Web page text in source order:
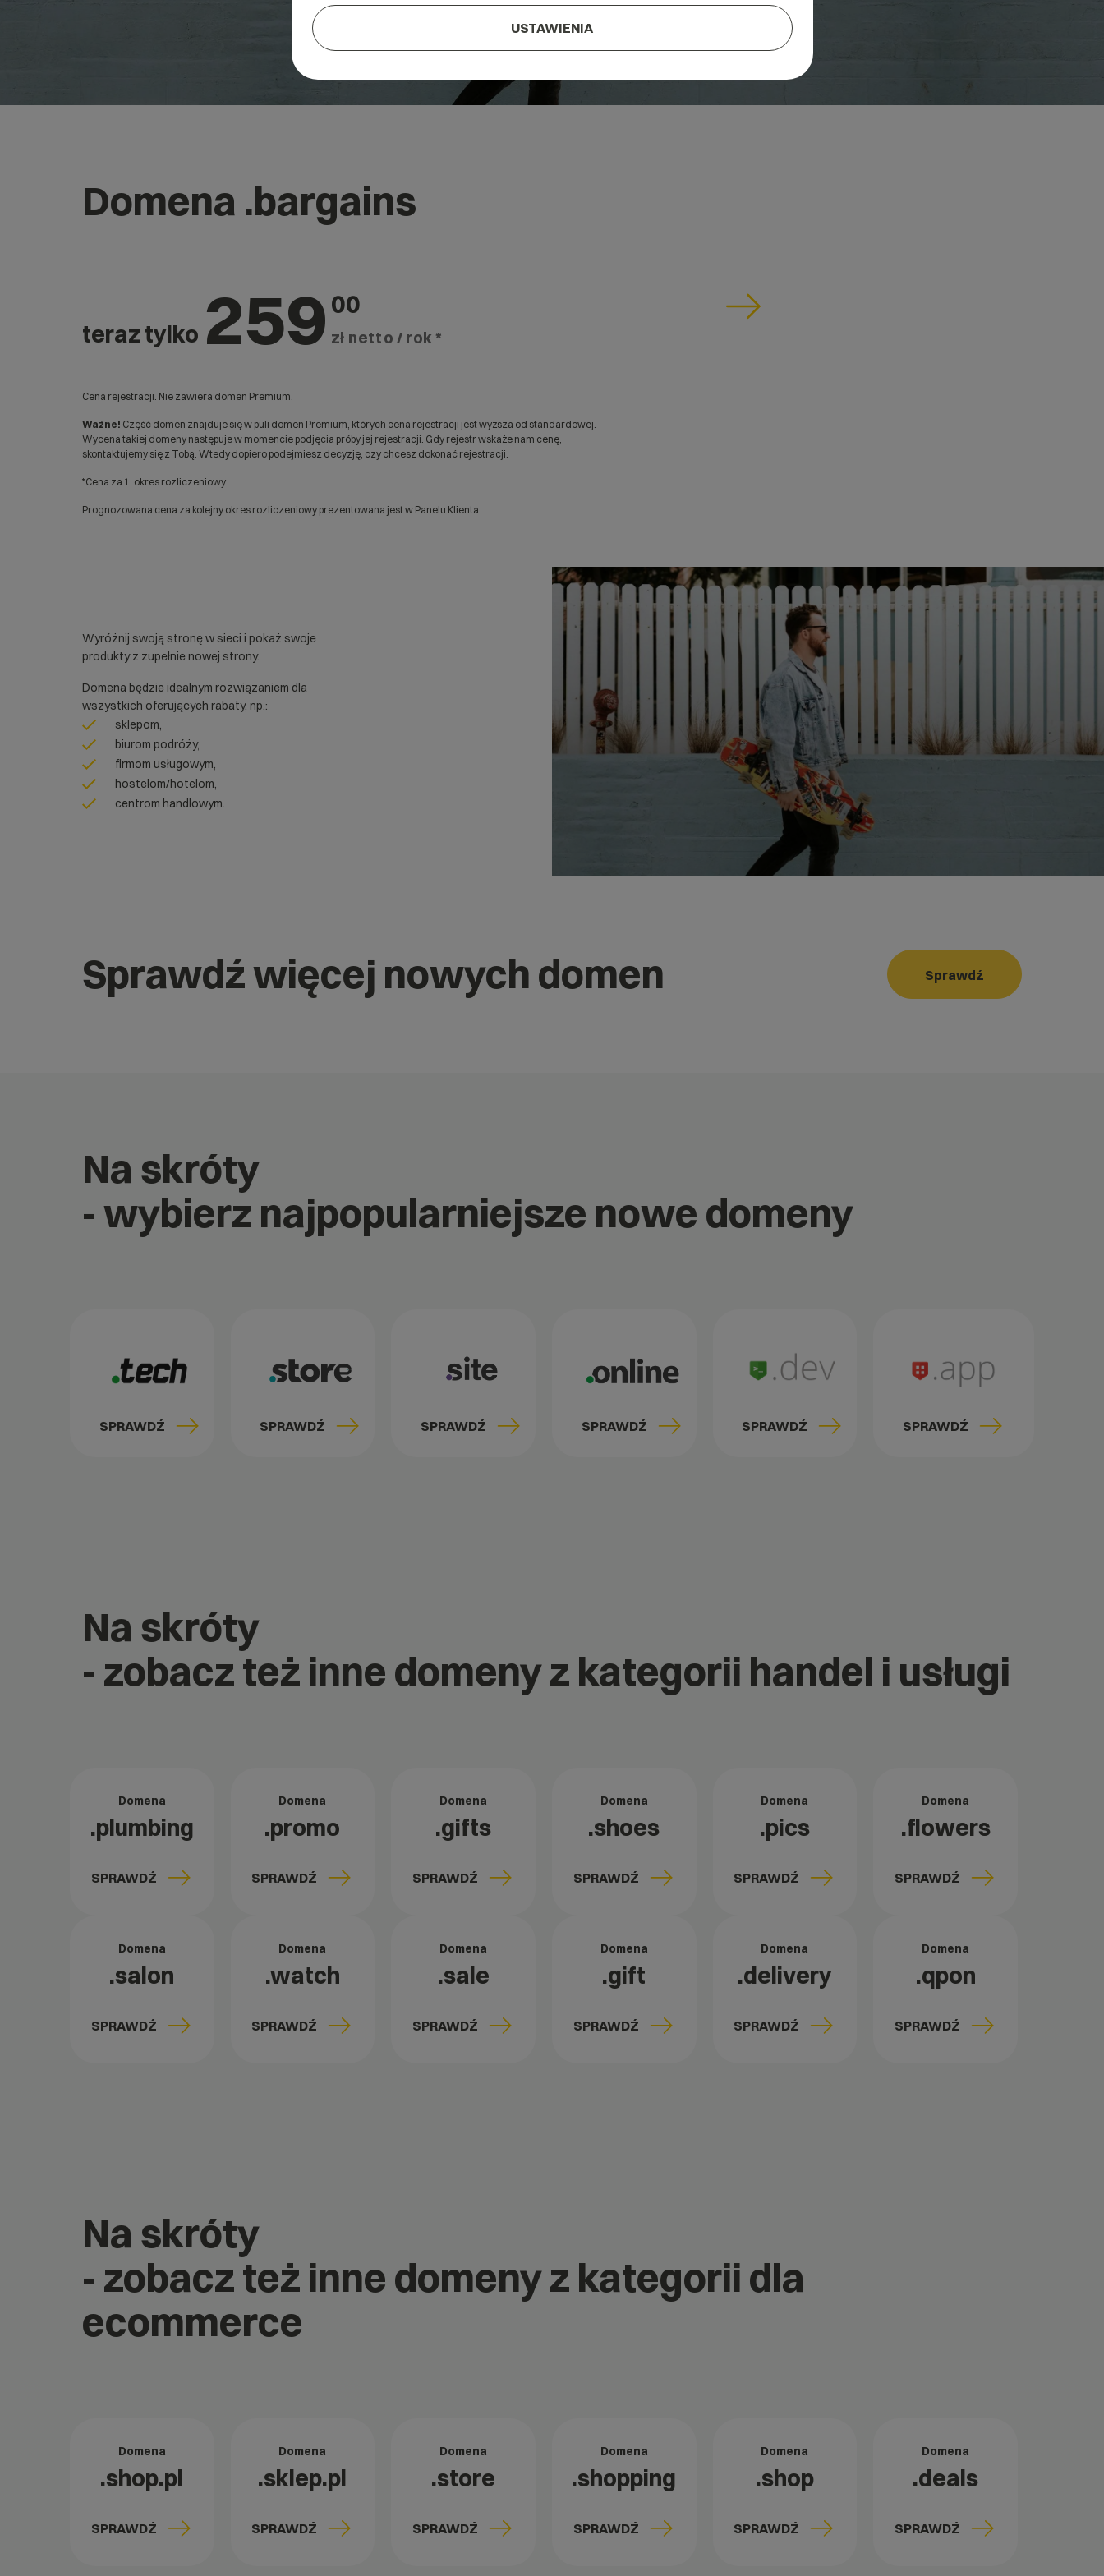
Domena .bargains
teraz tylko 259 00
zł netto / rok *
Cena rejestracji. Nie zawiera domen Premium.
Ważne! Część domen znajduje się w puli domen Premium, których cena rejestracji jest wyższa od standardowej.
Wycena takiej domeny następuje w momencie podjęcia próby jej rejestracji. Gdy rejestr wskaże nam cenę,
skontaktujemy się z Tobą. Wtedy dopiero podejmiesz decyzję, czy chcesz dokonać rejestracji.
*Cena za 1. okres rozliczeniowy.
Prognozowana cena za kolejny okres rozliczeniowy prezentowana jest w Panelu Klienta.
Wyróżnij swoją stronę w sieci i pokaż swoje
produkty z zupełnie nowej strony.
Domena będzie idealnym rozwiązaniem dla
wszystkich oferujących rabaty, np.:
sklepom,
biurom podróży,
firmom usługowym,
hostelom/hotelom,
centrom handlowym.
Sprawdź więcej nowych domen Sprawdź
Na skróty
- wybierz najpopularniejsze nowe domeny
SPRAWDŹ SPRAWDŹ SPRAWDŹ SPRAWDŹ SPRAWDŹ SPRAWDŹ
Na skróty
- zobacz też inne domeny z kategorii handel i usługi
Domena
.plumbing
SPRAWDŹ
Domena
.promo
SPRAWDŹ
Domena
.gifts
SPRAWDŹ
Domena
.shoes
SPRAWDŹ
Domena
.pics
SPRAWDŹ
Domena
.flowers
SPRAWDŹ
Domena
.salon
SPRAWDŹ
Domena
.watch
SPRAWDŹ
Domena
.sale
SPRAWDŹ
Domena
.gift
SPRAWDŹ
Domena
.delivery
SPRAWDŹ
Domena
.qpon
SPRAWDŹ
Na skróty
- zobacz też inne domeny z kategorii dla
ecommerce
Domena
.shop.pl
SPRAWDŹ
Domena
.sklep.pl
SPRAWDŹ
Domena
.store
SPRAWDŹ
Domena
.shopping
SPRAWDŹ
Domena
.shop
SPRAWDŹ
Domena
.deals
SPRAWDŹ
USTAWIENIA